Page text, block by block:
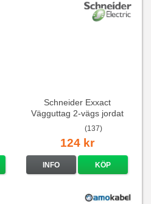
Schneider Exxact
Vägguttag 2-vägs jordat
Vit standarduttag
(137)
124 kr
INFO KÖP